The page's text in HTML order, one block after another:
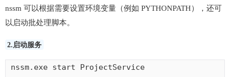
nssm 可以根据需要设置环境变量（例如 PYTHONPATH），还可
以启动批处理脚本。
2.启动服务
nssm.exe start ProjectService